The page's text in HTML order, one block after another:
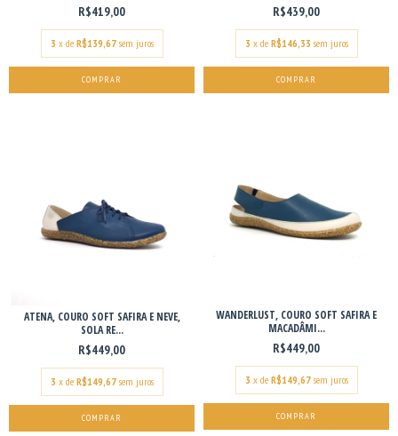
R$419,00
3 x de R$139,67 sem juros
COMPRAR
R$439,00
3 x de R$146,33 sem juros
COMPRAR
ATENA, COURO SOFT SAFIRA E NEVE,
SOLA RE...
R$449,00
3 x de R$149,67 sem juros
COMPRAR
WANDERLUST, COURO SOFT SAFIRA E
MACADÂMI...
R$449,00
3 x de R$149,67 sem juros
COMPRAR